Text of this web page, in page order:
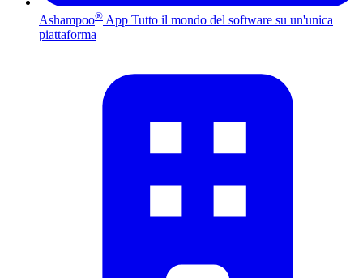
Ashampoo® App Tutto il mondo del software su un'unica
piattaforma